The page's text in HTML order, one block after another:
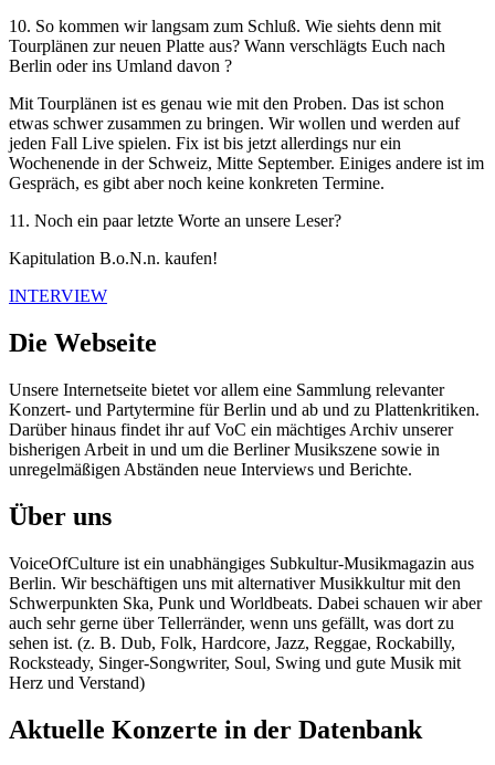
10. So kommen wir langsam zum Schluß. Wie siehts denn mit
Tourplänen zur neuen Platte aus? Wann verschlägts Euch nach
Berlin oder ins Umland davon ?
Mit Tourplänen ist es genau wie mit den Proben. Das ist schon
etwas schwer zusammen zu bringen. Wir wollen und werden auf
jeden Fall Live spielen. Fix ist bis jetzt allerdings nur ein
Wochenende in der Schweiz, Mitte September. Einiges andere ist im
Gespräch, es gibt aber noch keine konkreten Termine.
11. Noch ein paar letzte Worte an unsere Leser?
Kapitulation B.o.N.n. kaufen!
INTERVIEW
Die Webseite
Unsere Internetseite bietet vor allem eine Sammlung relevanter
Konzert- und Partytermine für Berlin und ab und zu Plattenkritiken.
Darüber hinaus findet ihr auf VoC ein mächtiges Archiv unserer
bisherigen Arbeit in und um die Berliner Musikszene sowie in
unregelmäßigen Abständen neue Interviews und Berichte.
Über uns
VoiceOfCulture ist ein unabhängiges Subkultur-Musikmagazin aus
Berlin. Wir beschäftigen uns mit alternativer Musikkultur mit den
Schwerpunkten Ska, Punk und Worldbeats. Dabei schauen wir aber
auch sehr gerne über Tellerränder, wenn uns gefällt, was dort zu
sehen ist. (z. B. Dub, Folk, Hardcore, Jazz, Reggae, Rockabilly,
Rocksteady, Singer-Songwriter, Soul, Swing und gute Musik mit
Herz und Verstand)
Aktuelle Konzerte in der Datenbank